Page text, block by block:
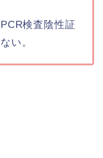
検査陰性証
い。